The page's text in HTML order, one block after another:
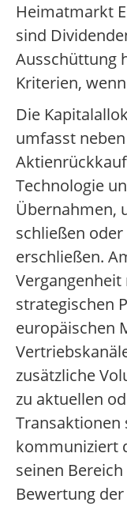
Heimatmarkt
sind
Ausschüttung
Kriterien,
Die
umfasst
Technologie
Übernahmen,
schließen
erschließen.
strategischen
europäischen
zusätzliche
zu aktuellen
Transaktionen
kommuniziert
seinen
Bewertung